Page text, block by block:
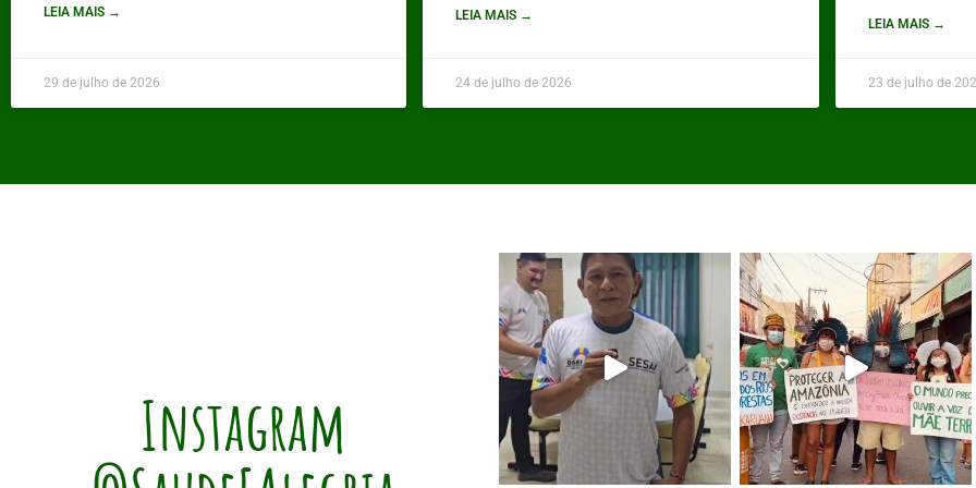
LEIA MAIS →
29 de julho de 2026
LEIA MAIS →
24 de julho de 2026
LEIA MAIS →
23 de julho de
Instagram